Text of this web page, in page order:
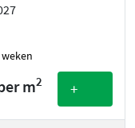
weken
m2 +